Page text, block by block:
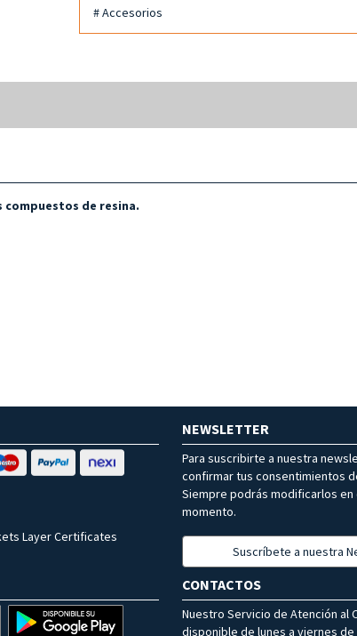
# Accesorios
de resina.
Layer Certificates
NEWSLETTER
Para suscribirte a nuestra
confirmar tus consentimientos
Siempre podrás modificarlos en
momento.
Suscríbete a nuestra
CONTACTOS
Nuestro Servicio de Atención al
disponible de lunes a viernes de